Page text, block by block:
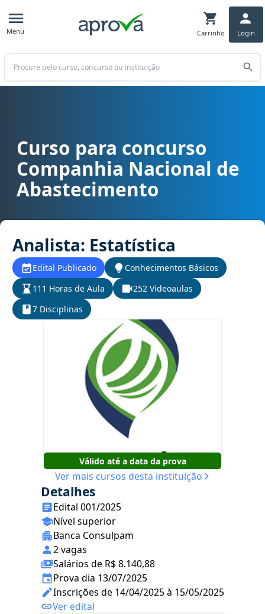
Menu Carrinho Login
Buscar
Curso para concurso CONAB - Companhia Nacional de
Curso para concurso
Companhia Nacional de
Abastecimento
Analista: Estatística
Edital Publicado
Conhecimentos Básicos
111 Horas de Aula
252 Videoaulas
7 Disciplinas
Válido até a data da prova
Ver mais cursos desta instituição
Detalhes
Edital 001/2025
Nível superior
Banca Consulpam
2 vagas
Salários de R$ 8.140,88
Prova dia 13/07/2025
Inscrições de 14/04/2025 à 15/05/2025
Ver edital